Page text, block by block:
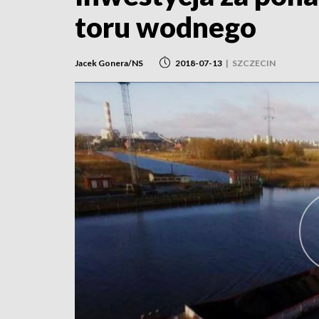
toru wodnego
Jacek Gonera/NS 2018-07-13 | SZCZECIN